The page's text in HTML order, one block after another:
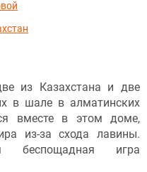
из Казахстана и две
в шале в алматинских
вместе в этом доме,
из-за схода лавины.
беспощадная игра